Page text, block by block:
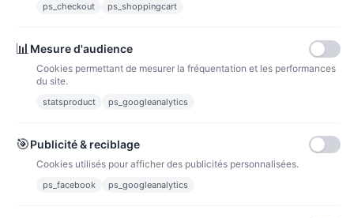
ps_checkout ps_shoppingcart
📊 Mesure d'audience
Cookies permettant de mesurer la fréquentation et les performances
du site.
statsproduct ps_googleanalytics
🎯Publicité & reciblage
Cookies utilisés pour afficher des publicités personnalisées.
ps_facebook ps_googleanalytics